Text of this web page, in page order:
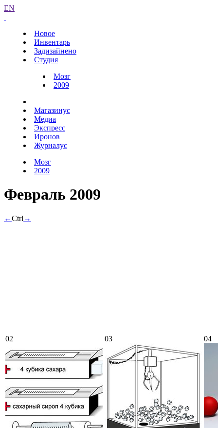
EN
Новое
Инвентарь
Задизайнено
Студия
Мозг
2009
Магазинус
Медиа
Экспресс
Иронов
Журналус
Мозг
2009
Февраль 2009
←Ctrl →
02 03 04